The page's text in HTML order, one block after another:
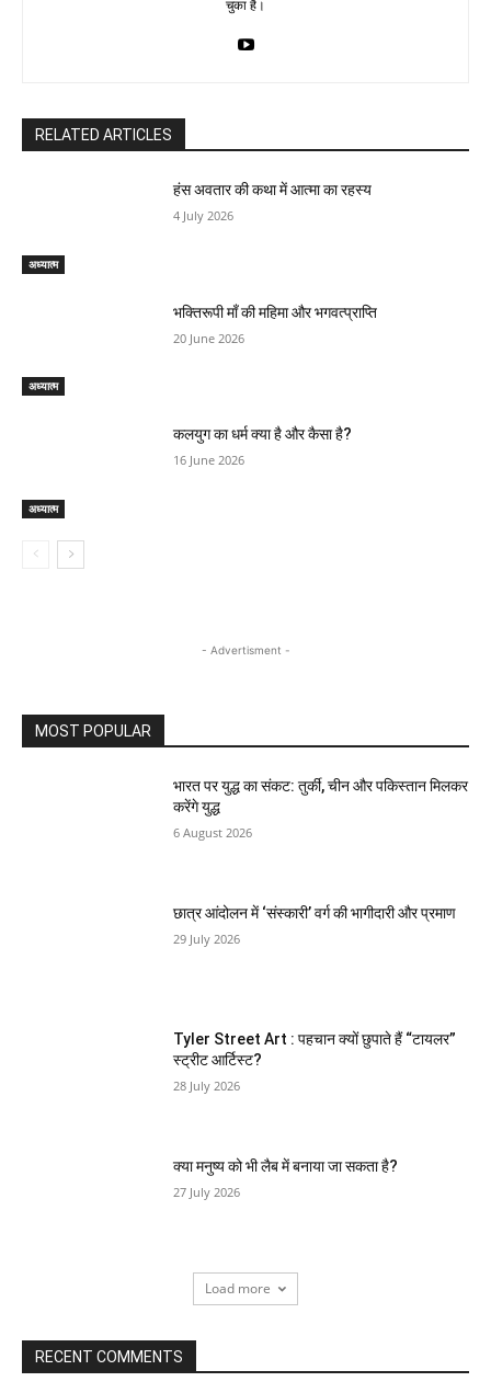
चुका है।
RELATED ARTICLES
अध्यात्म
हंस अवतार की कथा में आत्मा का रहस्य
4 July 2026
अध्यात्म
भक्तिरूपी माँ की महिमा और भगवत्प्राप्ति
20 June 2026
अध्यात्म
कलयुग का धर्म क्या है और कैसा है?
16 June 2026
- Advertisment -
MOST POPULAR
भारत पर युद्ध का संकट: तुर्की, चीन और पकिस्तान मिलकर
करेंगे युद्ध
6 August 2026
छात्र आंदोलन में ‘संस्कारी’ वर्ग की भागीदारी और प्रमाण
29 July 2026
Tyler Street Art : पहचान क्यों छुपाते हैं “टायलर”
स्ट्रीट आर्टिस्ट?
28 July 2026
क्या मनुष्य को भी लैब में बनाया जा सकता है?
27 July 2026
Load more
RECENT COMMENTS